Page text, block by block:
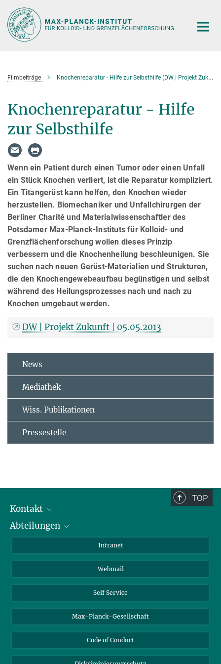
Hauptinhalt
Filmbeiträge Knochenreparatur - Hilfe zur Selbsthilfe (DW | Projekt Zukunft | 05.05.2013)
Knochenreparatur - Hilfe
zur Selbsthilfe
Wenn ein Patient durch einen Tumor oder einen Unfall
ein Stück Knochen verliert, ist die Reparatur kompliziert.
Ein Titangerüst kann helfen, den Knochen wieder
herzustellen. Biomechaniker und Unfallchirurgen der
Berliner Charité und Materialwissenschaftler des
Potsdamer Max-Planck-Instituts für Kolloid- und
Grenzflächenforschung wollen dieses Prinzip
verbessern und die Knochenheilung beschleunigen. Sie
suchen nach neuen Gerüst-Materialien und Strukturen,
die den Knochengewebeaufbau begünstigen und selbst
während des Heilungsprozesses nach und nach zu
Knochen umgebaut werden.
DW | Projekt Zukunft | 05.05.2013
News
Mediathek
Wiss. Publikationen
Pressestelle
TOP
Kontakt
Mitarbeiterverzeichnis
Abteilungen
Biomolekulare Systeme
Kolloidchemie
Nachhaltige und Bio-inspirierte Materialien
Intranet
Webmail
Self Service
Max-Planck-Gesellschaft
Code of Conduct